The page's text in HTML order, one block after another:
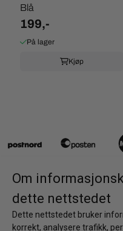
Blå
199,-
På lager
Kjøp
Om
dette nettstedet
Dette nettstedet bruker
korrekt, analysere trafikk,